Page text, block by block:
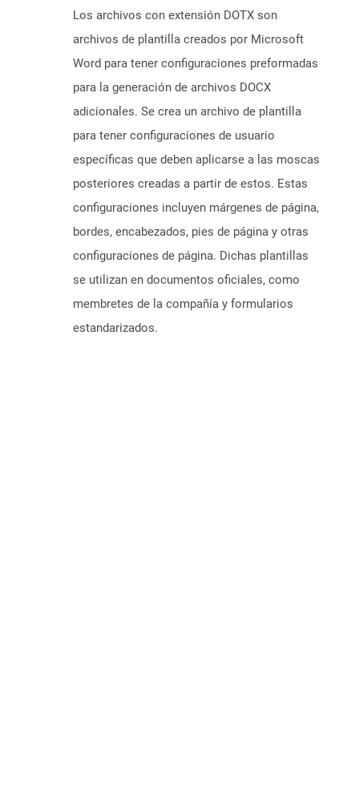
Los archivos con extensión DOTX son
archivos de plantilla creados por Microsoft
Word para tener configuraciones preformadas
para la generación de archivos DOCX
adicionales. Se crea un archivo de plantilla
para tener configuraciones de usuario
específicas que deben aplicarse a las moscas
posteriores creadas a partir de estos. Estas
configuraciones incluyen márgenes de página,
bordes, encabezados, pies de página y otras
configuraciones de página. Dichas plantillas
se utilizan en documentos oficiales, como
membretes de la compañía y formularios
estandarizados.